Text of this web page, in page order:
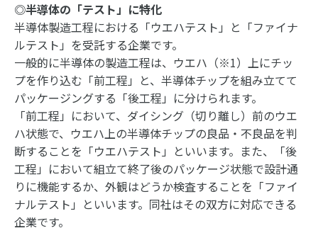
◎半導体の「テスト」に特化
半導体製造工程における「ウエハテスト」と「ファイナ
ルテスト」を受託する企業です。
一般的に半導体の製造工程は、ウエハ（※1）上にチッ
プを作り込む「前工程」と、半導体チップを組み立てて
パッケージングする「後工程」に分けられます。
「前工程」において、ダイシング（切り離し）前のウエ
ハ状態で、ウエハ上の半導体チップの良品・不良品を判
断することを「ウエハテスト」といいます。また、「後
工程」において組立て終了後のパッケージ状態で設計通
りに機能するか、外観はどうか検査することを「ファイ
ナルテスト」といいます。同社はその双方に対応できる
企業です。